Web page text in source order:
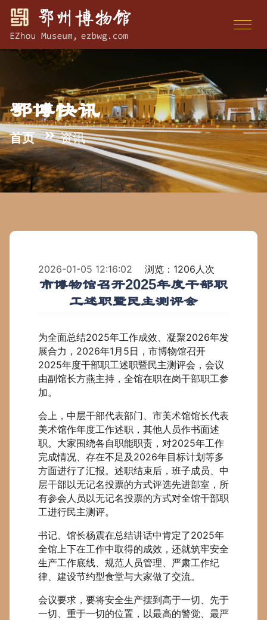
鄂博快讯
首页 资讯
2026-01-05 12:16:02 浏览：1206人次
市博物馆召开2025年度干部职
工述职暨民主测评会
为全面总结2025年工作成效、凝聚2026年发
展合力，2026年1月5日，市博物馆召开
2025年度干部职工述职暨民主测评会，会议
由副馆长方燕主持，全馆在职在岗干部职工参
加。
会上，中层干部代表部门、市美术馆馆长代表
美术馆作年度工作述职，其他人员作书面述
职。大家围绕各自职能职责，对2025年工作
完成情况、存在不足及2026年目标计划等多
方面进行了汇报。述职结束后，班子成员、中
层干部以无记名投票的方式评选先进部室，所
有参会人员以无记名投票的方式对全馆干部职
工进行民主测评。
书记、馆长杨震在总结讲话中肯定了2025年
全馆上下在工作中取得的成效，还就筑牢安全
生产工作底线、规范人员管理、严肃工作纪
律、建设节约型食堂与大家做了交流。
会议要求，要将安全生产摆到高于一切、先于
一切、重于一切的位置，以最高的警觉、最严